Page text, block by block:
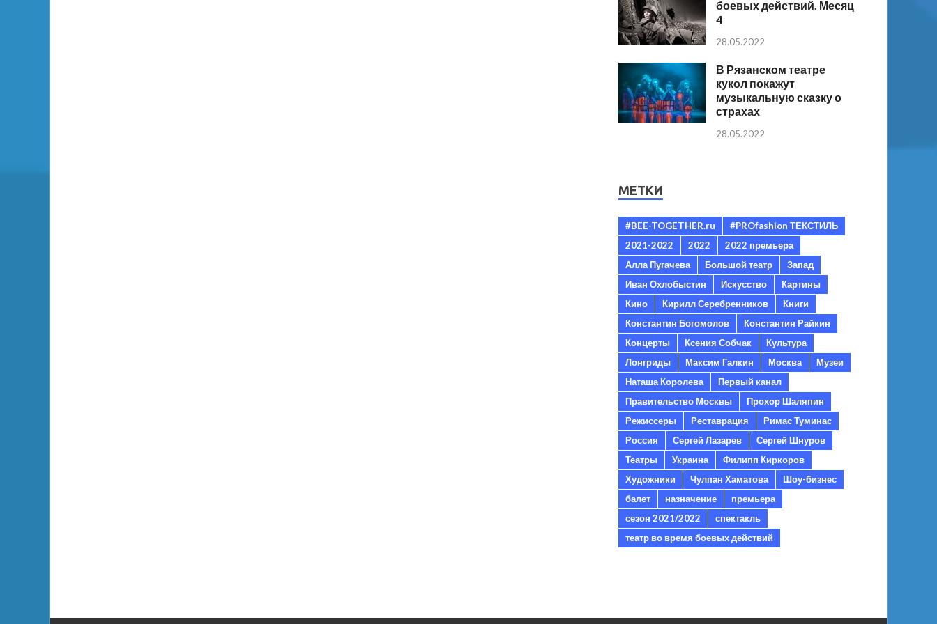
боевых действий. Месяц
4
28.05.2022
В Рязанском театре
кукол покажут
музыкальную сказку о
страхах
28.05.2022
МЕТКИ
#BEE-TOGETHER.ru
#PROfashion ТЕКСТИЛЬ
2021-2022
2022
2022 премьера
Алла Пугачева
Большой театр
Запад
Иван Охлобыстин
Искусство
Картины
Кино
Кирилл Серебренников
Книги
Константин Богомолов
Константин Райкин
Концерты
Ксения Собчак
Культура
Лонгриды
Максим Галкин Москва
Музеи
Наташа Королева
Первый канал
Правительство Москвы
Прохор Шаляпин
Режиссеры
Реставрация
Римас Туминас
Россия
Сергей Лазарев
Сергей Шнуров
Театры
Украина
Филипп Киркоров
Художники
Чулпан Хаматова
Шоу-бизнес
балет
назначение
премьера
сезон 2021/2022
спектакль
театр во время боевых действий